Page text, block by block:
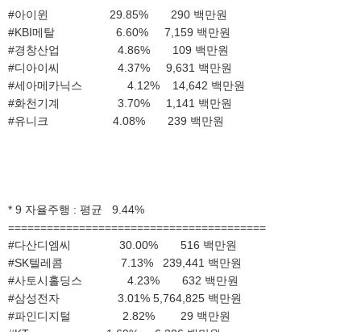
#아이윈 29.85% 290 백만원
#KBI메탈 6.60% 7,159 백만원
#경창산업 4.86% 109 백만원
#디아이씨 4.37% 9,631 백만원
#세아메카닉스 4.12% 14,642 백만원
#화천기계 3.70% 1,141 백만원
#유니크 4.08% 239 백만원
* 9 자율주행 : 평균 9.44%
========================================
#다산디엠씨 30.00% 516 백만원
#SK텔레콤 7.13% 239,441 백만원
#사토시홀딩스 4.23% 632 백만원
#삼성전자 3.01% 5,764,825 백만원
#파인디지털 2.82% 29 백만원